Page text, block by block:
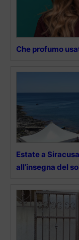
Che profumo
Estate a
all’insegna del